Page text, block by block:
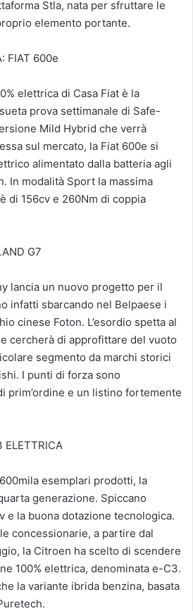
Stla, nata per sfruttare le
elemento portante.
FIAT 600e
elettrica di Casa Fiat è la
prova settimanale di Safe-
Mild Hybrid che verrà
sul mercato, la Fiat 600e si
alimentato dalla batteria agli
In modalità Sport la massima
di 156cv e 260Nm di coppia
G7
lancia un nuovo progetto per il
infatti sbarcando nel Belpaese i
cinese Foton. L’esordio spetta al
cercherà di approfittare del vuoto
segmento da marchi storici
I punti di forza sono
prim’ordine e un listino fortemente
ELETTRICA
esemplari prodotti, la
generazione. Spiccano
e la buona dotazione tecnologica.
concessionarie, a partire dal
la Citroen ha scelto di scendere
100% elettrica, denominata e-C3.
la variante ibrida benzina, basata